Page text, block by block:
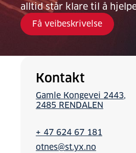
alltid står klare til å
Få veibeskrivelse
Kontakt
Gamle Kongevei 2443
2485 RENDALEN
+ 47 624 67 181
otnes@st.yx.no